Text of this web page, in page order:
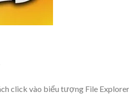
click vào biểu tượng File Explorer